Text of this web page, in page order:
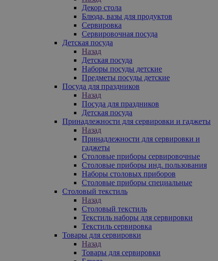
Декор стола
Блюда, вазы для продуктов
Сервировка
Сервировочная посуда
Детская посуда
Назад
Детская посуда
Наборы посуды детские
Предметы посуды детские
Посуда для праздников
Назад
Посуда для праздников
Детская посуда
Принадлежности для сервировки и гаджеты
Назад
Принадлежности для сервировки и
гаджеты
Столовые приборы сервировочные
Столовые приборы инд. пользования
Наборы столовых приборов
Столовые приборы специальные
Столовый текстиль
Назад
Столовый текстиль
Текстиль наборы для сервировки
Текстиль сервировка
Товары для сервировки
Назад
Товары для сервировки